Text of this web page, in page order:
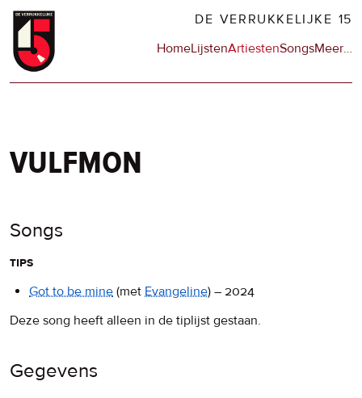
Overslaan
naar
DE VERRUKKELIJKE 15
Hoofdnavigatie
HomeLijstenArtiestenSongsMeerop
…
vulfmon
Songs
tips
Got to be mine (met Evangeline) – 2024
Deze song heeft alleen in de tiplijst gestaan.
Gegevens